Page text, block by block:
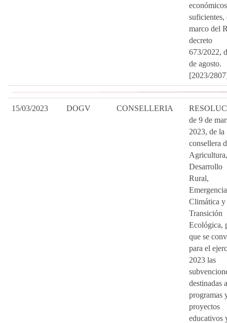
económicos
suficientes,
marco del
decreto
673/2022,
de agosto.
[2023/
15/03/2023 DOGV CONSELLERIA
de 9 de
2023, de la
consellera
Agricultura,
Desarrollo
Rural,
Emergencia
Climática y
Transición
Ecológica,
que se
para el
2023 las
destinadas a
programas
proyectos
educativos